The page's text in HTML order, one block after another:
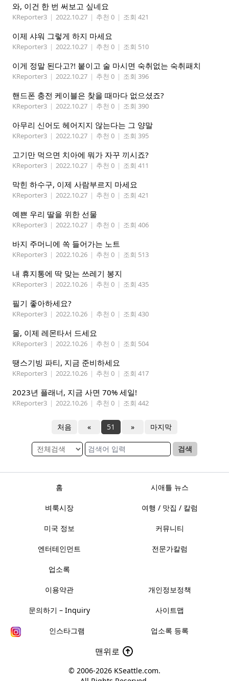
와, 이건 한 번 써보고 싶네요
KReporter3 | 2022.10.27 | 추천 0 | 조회 421
이제 샤워 그렇게 하지 마세요
KReporter3 | 2022.10.27 | 추천 0 | 조회 510
이게 정말 된다고?! 붙이고 술 마시면 숙취없는 숙취패치
KReporter3 | 2022.10.27 | 추천 0 | 조회 396
핸드폰 충전 케이블은 찾을 때마다 없으셨죠?
KReporter3 | 2022.10.27 | 추천 0 | 조회 390
아무리 신어도 헤어지지 않는다는 그 양말
KReporter3 | 2022.10.27 | 추천 0 | 조회 395
고기만 먹으면 치아에 뭐가 자꾸 끼시죠?
KReporter3 | 2022.10.27 | 추천 0 | 조회 411
막힌 하수구, 이제 사람부르지 마세요
KReporter3 | 2022.10.27 | 추천 0 | 조회 421
예쁜 우리 딸을 위한 선물
KReporter3 | 2022.10.27 | 추천 0 | 조회 406
바지 주머니에 쏙 들어가는 노트
KReporter3 | 2022.10.26 | 추천 0 | 조회 513
내 휴지통에 딱 맞는 쓰레기 봉지
KReporter3 | 2022.10.26 | 추천 0 | 조회 435
필기 좋아하세요?
KReporter3 | 2022.10.26 | 추천 0 | 조회 430
물, 이제 레몬타서 드세요
KReporter3 | 2022.10.26 | 추천 0 | 조회 504
땡스기빙 파티, 지금 준비하세요
KReporter3 | 2022.10.26 | 추천 0 | 조회 417
2023년 플래너, 지금 사면 70% 세일!
KReporter3 | 2022.10.26 | 추천 0 | 조회 442
처음 « 51 » 마지막
검색
홈 시애틀 뉴스
벼룩시장 여행 / 맛집 / 칼럼
미국 정보 커뮤니티
엔터테인먼트 전문가칼럼
업소록
이용약관 개인정보정책
문의하기 – Inquiry 사이트맵
인스타그램 업소록 등록
맨위로
© 2006-2026 KSeattle.com.